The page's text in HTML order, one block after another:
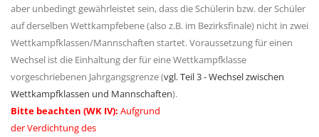
aber unbedingt gewährleistet sein, dass die Schülerin bzw. der Schüler
auf derselben Wettkampfebene (also z.B. im Bezirksfinale) nicht in zwei
Wettkampfklassen/Mannschaften startet. Voraussetzung für einen
Wechsel ist die Einhaltung der für eine Wettkampfklasse
vorgeschriebenen Jahrgangsgrenze (vgl. Teil 3 - Wechsel zwischen
Wettkampfklassen und Mannschaften).
Bitte beachten (WK IV): Aufgrund
der Verdichtung des